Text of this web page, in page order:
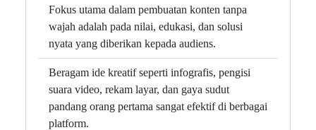
Fokus utama dalam pembuatan konten tanpa
wajah adalah pada nilai, edukasi, dan solusi
nyata yang diberikan kepada audiens.
Beragam ide kreatif seperti infografis, pengisi
suara video, rekam layar, dan gaya sudut
pandang orang pertama sangat efektif di berbagai
platform.